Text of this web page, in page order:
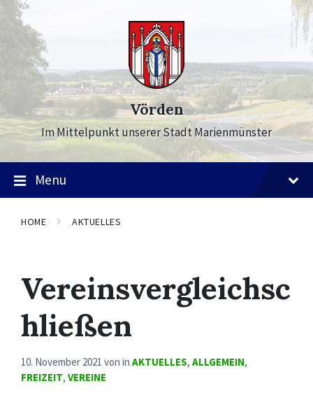
Skip
to
content
Skip
to
main
navigation
Skip
to
footer
Vörden
Im Mittelpunkt unserer Stadt Marienmünster
Menu
HOME AKTUELLES
Vereinsvergleichsc
hließen
10. November 2021 von in AKTUELLES, ALLGEMEIN,
FREIZEIT, VEREINE